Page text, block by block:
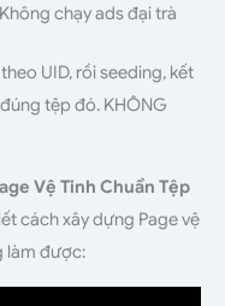
chạy ads đại trà
UID, rồi seeding, kết
tệp đó. KHÔNG
Vệ Tinh Chuẩn Tệp
cách xây dựng Page vệ
làm được: